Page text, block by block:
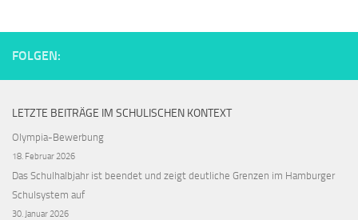
FOLGEN:
LETZTE BEITRÄGE IM SCHULISCHEN KONTEXT
Olympia-Bewerbung
18. Februar 2026
Das Schulhalbjahr ist beendet und zeigt deutliche Grenzen im Hamburger
Schulsystem auf
30. Januar 2026